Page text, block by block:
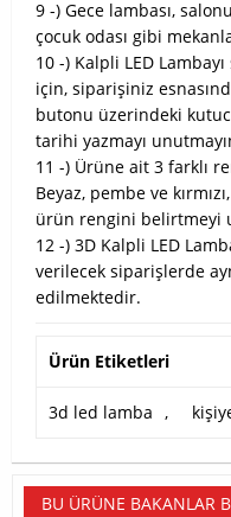
9 -) Gece lambası,
çocuk odası gibi
10 -) Kalpli LED
için, siparişiniz
butonu üzerindeki
tarihi yazmayı
11 -) Ürüne ait 3 farklı
Beyaz, pembe ve
ürün rengini belirtmeyi
12 -) 3D Kalpli LED
verilecek siparişlerde
edilmektedir.
Ürün Etiketleri
3d led lamba ,
BU ÜRÜNE BAKANLAR